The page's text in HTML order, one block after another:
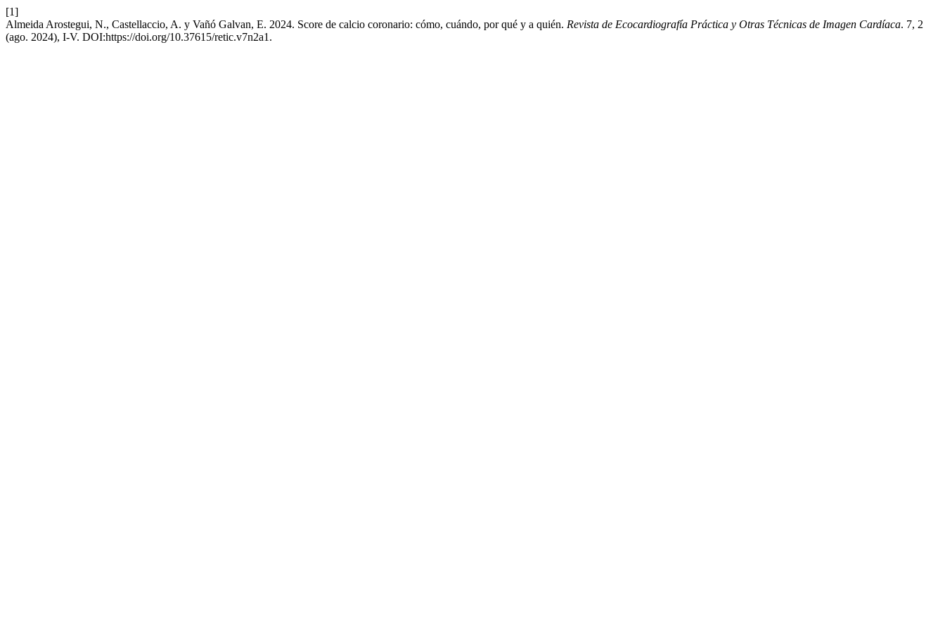
[1]
Almeida Arostegui, N., Castellaccio, A. y Vañó Galvan, E. 2024. Score de calcio coronario: cómo, cuándo, por qué y a quién. Revista de Ecocardiografía Práctica y Otras Técnicas de Imagen Cardíaca. 7, 2
(ago. 2024), I-V. DOI:https://doi.org/10.37615/retic.v7n2a1.